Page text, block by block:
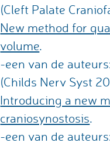
(Cleft Palate
New method for
volume.
-een van de
(Childs Nerv Syst
Introducing a new
craniosynostosis.
-een van de